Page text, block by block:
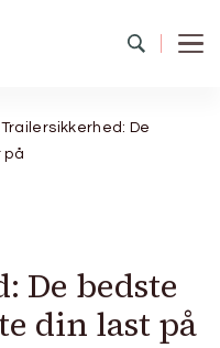
Trailersikkerhed: De
på
De bedste
din last på